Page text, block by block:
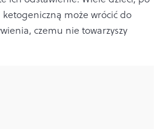
może wrócić do
czemu nie towarzyszy